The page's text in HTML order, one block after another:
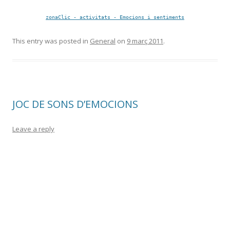
zonaClic - activitats - Emocions i sentiments
This entry was posted in General on 9 març 2011.
JOC DE SONS D’EMOCIONS
Leave a reply